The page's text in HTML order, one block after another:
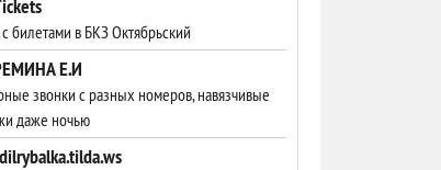
билетами в БКЗ Октябрьский
Е.И
звонки с разных номеров, навязчивые
даже ночью